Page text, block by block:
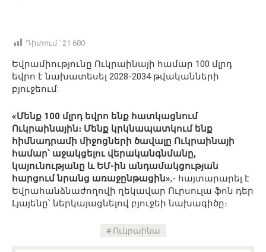
Դիտում ՝ 21 680
Եվրամիությունը Ուկրաինայի համար 100 մլրդ
եվրո է նախատեսել 2028-2034 թվականների
բյուջեում:
«Մենք 100 մլրդ եվրո ենք հատկացնում
Ուկրաինային։ Մենք կրկնապատկում ենք
հիմնադրամի միջոցների ծավալը Ուկրաինայի
համար՝ աջակցելու վերականգնմանը,
կայունությանը և ԵՄ-ին անդամակցության
հարցում նրանց առաջընթացին»,- հայտարարել է
Եվրահանձնաժողովի ղեկավար Ուրսուլա ֆոն դեր
Լյայենը՝ ներկայացնելով բյուջեի նախագիծը։
Ուկրաինա